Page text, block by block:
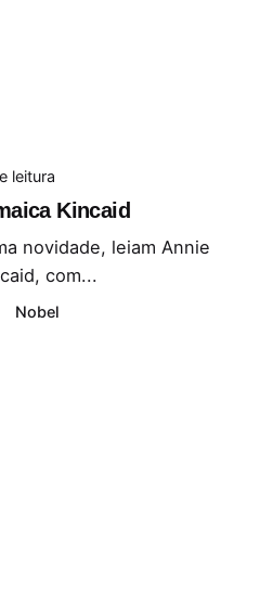
leitura
Kincaid
novidade, leiam Annie
com...
Nobel